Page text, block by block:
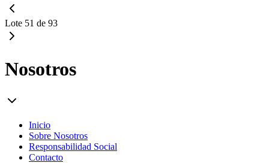
Lote 51 de 93
Nosotros
Inicio
Sobre Nosotros
Responsabilidad Social
Contacto